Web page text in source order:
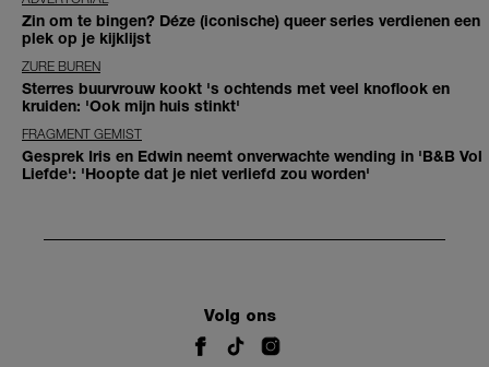
Zin om te bingen? Déze (iconische) queer series verdienen een
plek op je kijklijst
ZURE BUREN
Sterres buurvrouw kookt 's ochtends met veel knoflook en
kruiden: 'Ook mijn huis stinkt'
FRAGMENT GEMIST
Gesprek Iris en Edwin neemt onverwachte wending in 'B&B Vol
Liefde': 'Hoopte dat je niet verliefd zou worden'
Volg ons